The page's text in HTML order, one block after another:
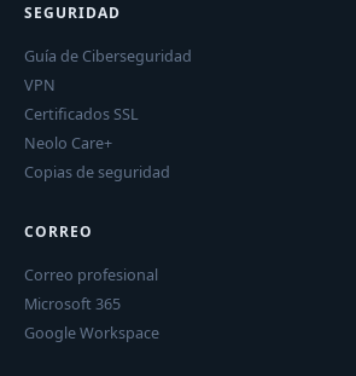
SEGURIDAD
Guía de Ciberseguridad
VPN
Certificados SSL
Neolo Care+
Copias de seguridad
CORREO
Correo profesional
Microsoft 365
Google Workspace